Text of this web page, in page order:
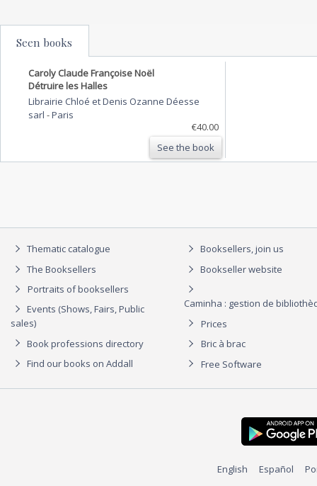
Seen books
Caroly Claude Françoise Noël
Détruire les Halles
Librairie Chloé et Denis Ozanne Déesse
sarl -Paris
€40.00
See the book
Thematic catalogue
The Booksellers
Portraits of booksellers
Events (Shows, Fairs, Public
sales)
Book professions directory
Find our books on Addall
Booksellers, join us
Bookseller website
Caminha : gestion de
Prices
Bric à brac
Free Software
English Español